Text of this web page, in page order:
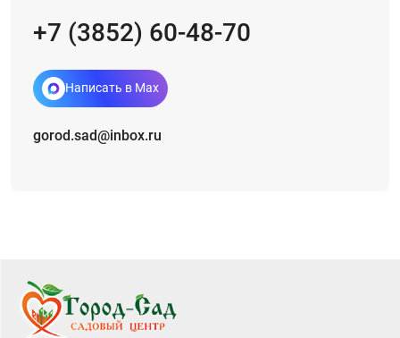
+7 (3852) 60-48-70
Написать в Max
gorod.sad@inbox.ru